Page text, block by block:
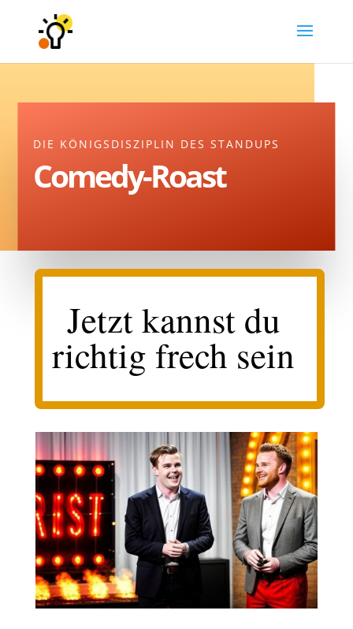
DIE KÖNIGSDISZIPLIN DES STANDUPS
Comedy-Roast
Jetzt kannst du
richtig frech sein